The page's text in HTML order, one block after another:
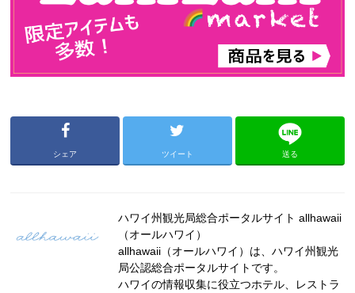
シェア ツイート 送る
ハワイ州観光局総合ポータルサイト allhawaii
（オールハワイ）
allhawaii（オールハワイ）は、ハワイ州観光
局公認総合ポータルサイトです。
ハワイの情報収集に役立つホテル、レストラ